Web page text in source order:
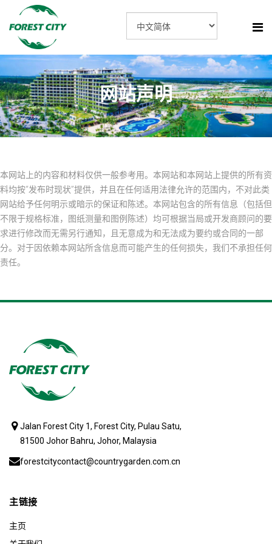
网站声明
本网站上的内容和材料仅供一般参考用。本网站和本网站上提供的所有资
料均按“发布时现状”提供，并且在任何适用法律允许的范围内，不对此类
网站给予任何明示或暗示的保证和陈述。本网站包含的所有信息（包括但
不限于规格标准，图纸测量和图例陈述）均可根据当局或开发商顾问的要
求进行修改而无需另行通知，且无意成为和无法成为要约或合同的一部
分。对于因依赖本网站所含信息而可能产生的任何损失，我们不承担任何
责任。
Jalan Forest City 1, Forest City, Pulau Satu,
81500 Johor Bahru, Johor, Malaysia
forestcitycontact@countrygarden.com.cn
主链接
主页